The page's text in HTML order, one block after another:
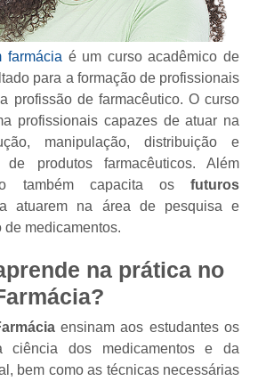
farmácia é um curso acadêmico de
para a formação de profissionais
profissão de farmacêutico. O curso
profissionais capazes de atuar na
manipulação, distribuição e
de produtos farmacêuticos. Além
também capacita os futuros
atuarem na área de pesquisa e
medicamentos.
na prática no
ensinam aos estudantes os
ciência dos medicamentos e da
bem como as técnicas necessárias